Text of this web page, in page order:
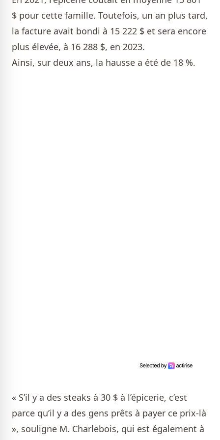
$ pour cette famille. Toutefois, un an plus tard,
la facture avait bondi à 15 222 $ et sera encore
plus élevée, à 16 288 $, en 2023.
Ainsi, sur deux ans, la hausse a été de 18 %.
« S’il y a des steaks à 30 $ à l’épicerie, c’est
parce qu’il y a des gens prêts à payer ce prix-là
», souligne M. Charlebois, qui est également à